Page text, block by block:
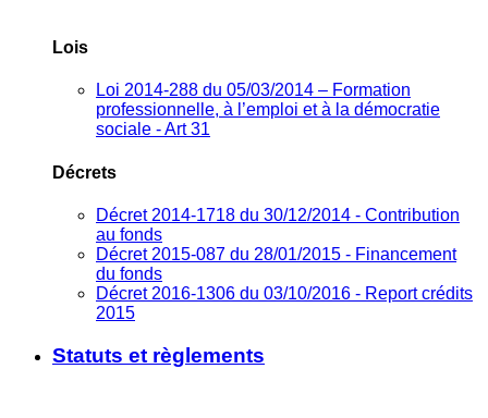
Lois
Loi 2014-288 du 05/03/2014 – Formation
professionnelle, à l’emploi et à la démocratie
sociale - Art 31
Décrets
Décret 2014-1718 du 30/12/2014 - Contribution
au fonds
Décret 2015-087 du 28/01/2015 - Financement
du fonds
Décret 2016-1306 du 03/10/2016 - Report crédits
2015
Statuts et règlements